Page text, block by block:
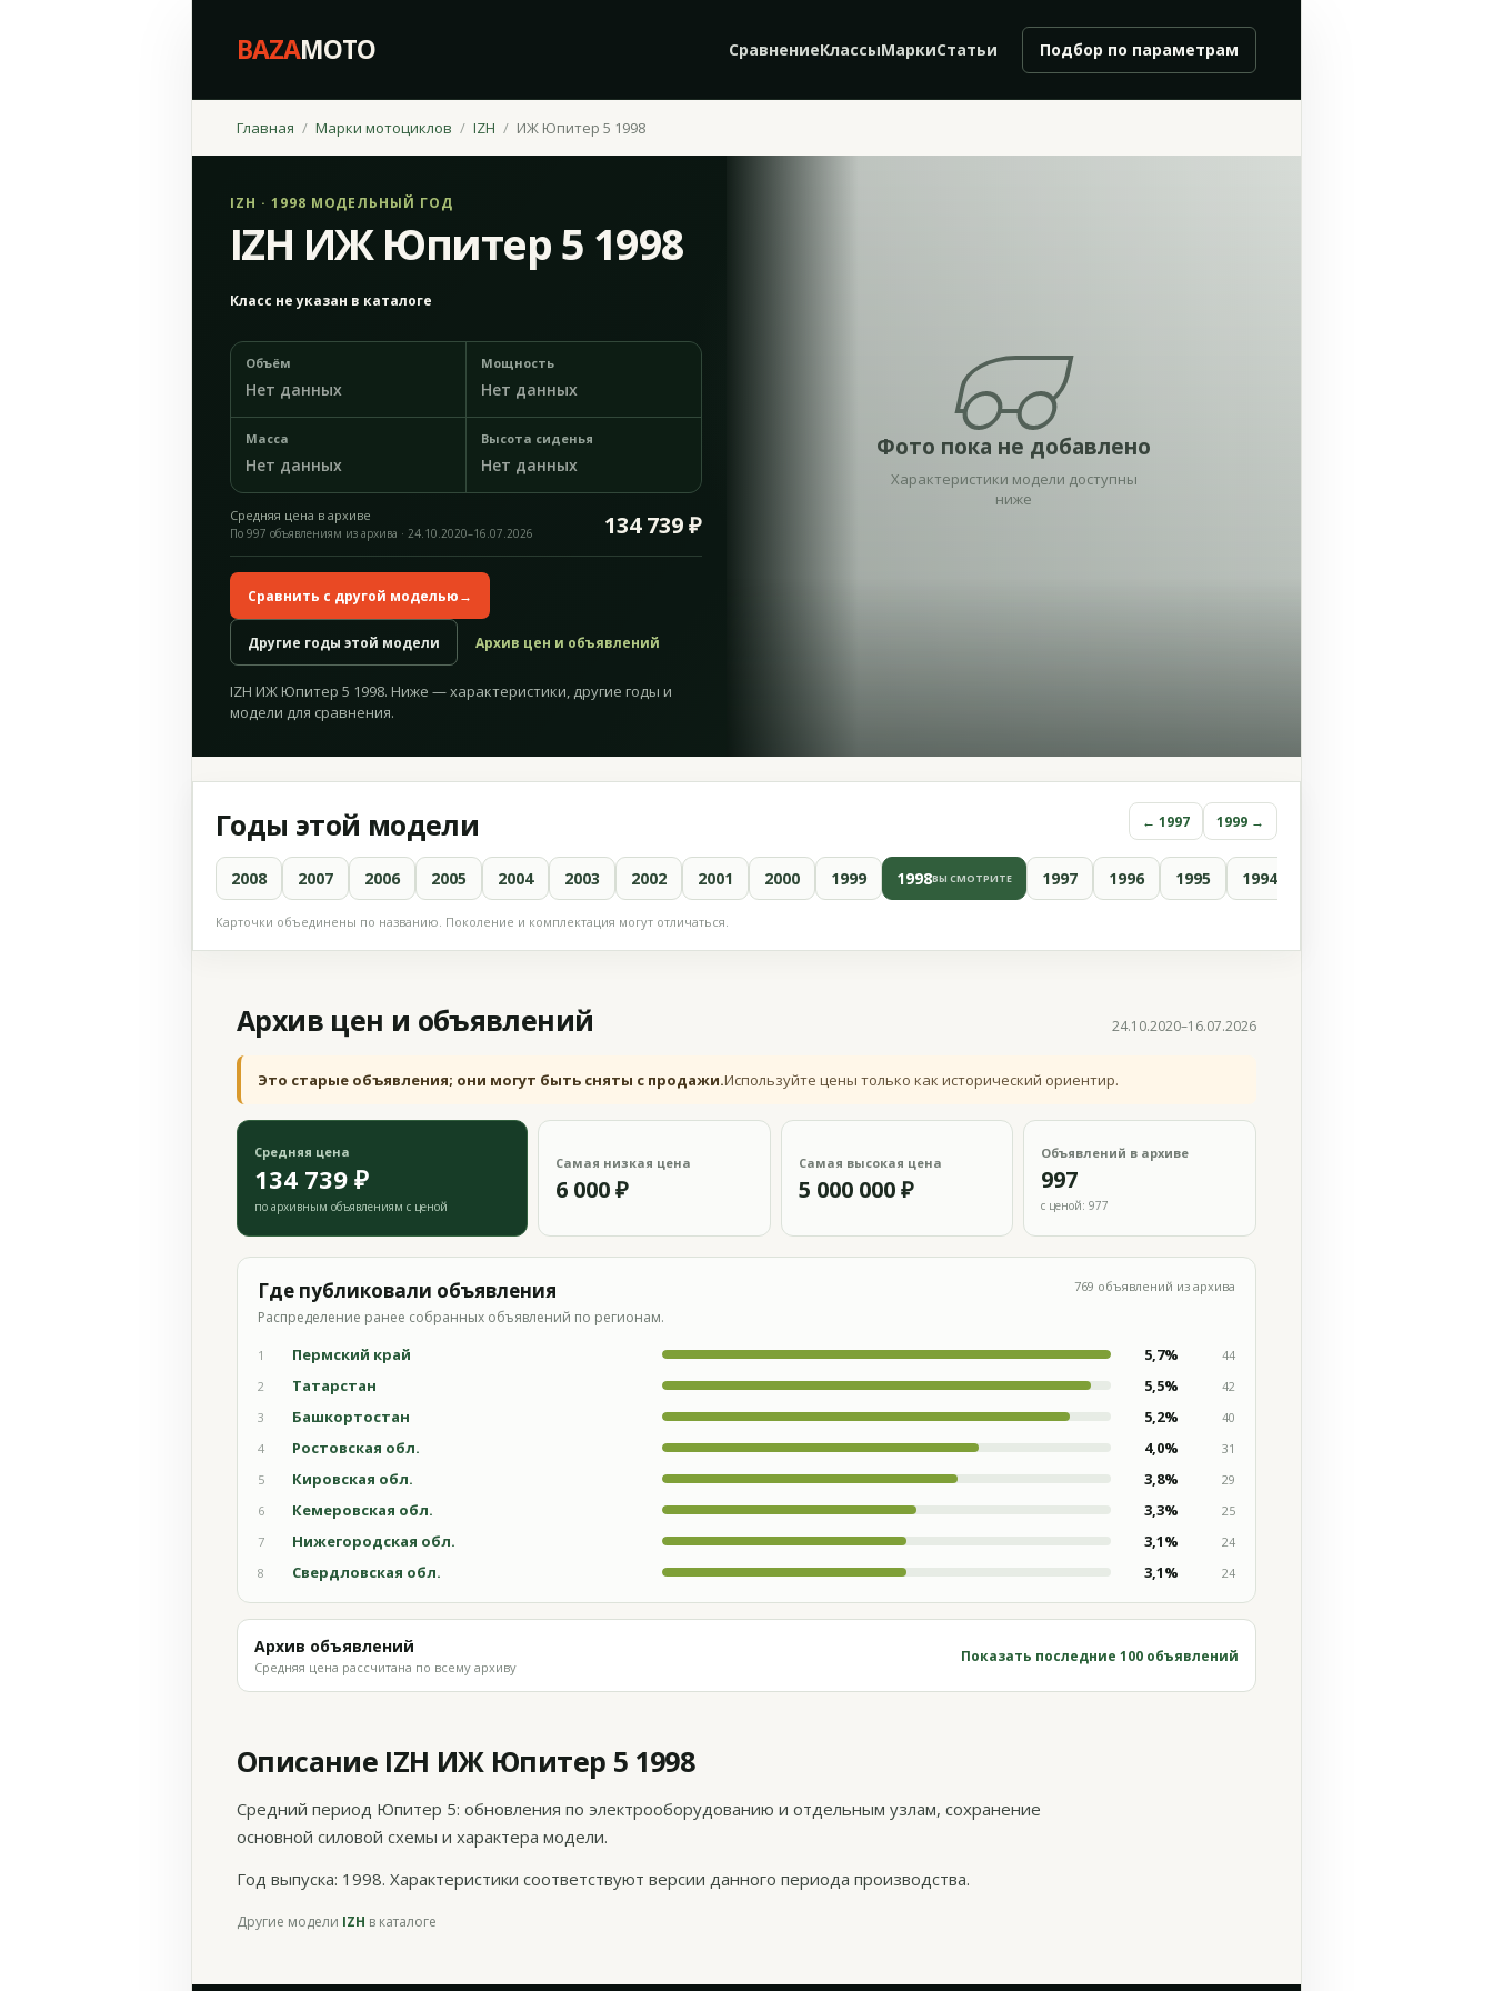
BAZAMOTO СравнениеКлассыМаркиСтатьи Подбор по параметрам
Главная Марки мотоциклов IZH ИЖ Юпитер 5 1998
IZH · 1998 МОДЕЛЬНЫЙ ГОД
IZH ИЖ Юпитер 5 1998
Класс не указан в каталоге
Фото пока не добавлено
Характеристики модели доступны
ниже
Объём
Нет данных
Мощность
Нет данных
Масса
Нет данных
Высота сиденья
Нет данных
Средняя цена в архиве 134 739 ₽
По 997 объявлениям из архива · 24.10.2020–16.07.2026
Сравнить с другой моделью→
Другие годы этой модели Архив цен и объявлений
IZH ИЖ Юпитер 5 1998. Ниже — характеристики, другие годы и
модели для сравнения.
Годы этой модели ← 1997 1999 →
2008 2007 2006 2005 2004 2003 2002 2001 2000 1999 1998ВЫ СМОТРИТЕ 1997 1996 1995 1994
Карточки объединены по названию. Поколение и комплектация могут отличаться.
Архив цен и объявлений 24.10.2020–16.07.2026
Это старые объявления; они могут быть сняты с продажи.Используйте цены только как исторический ориентир.
Средняя цена
134 739 ₽
по архивным объявлениям с ценой
Самая низкая цена
6 000 ₽
Самая высокая цена
5 000 000 ₽
Объявлений в архиве
997
с ценой: 977
Где публиковали объявления
Распределение ранее собранных объявлений по регионам.
769 объявлений из архива
1 Пермский край 5,7%
44
2
Татарстан 5,5%
42
3
Башкортостан 5,2%
40
4
Ростовская обл. 4,0%
31
5
Кировская обл. 3,8%
29
6
Кемеровская обл. 3,3%
25
7
Нижегородская обл. 3,1%
24
8
Свердловская обл. 3,1% 24
Архив объявлений
Средняя цена рассчитана по всему архиву
Показать последние 100 объявлений
Описание IZH ИЖ Юпитер 5 1998
Средний период Юпитер 5: обновления по электрооборудованию и отдельным узлам, сохранение
основной силовой схемы и характера модели.
Год выпуска: 1998. Характеристики соответствуют версии данного периода производства.
Другие модели IZH в каталоге